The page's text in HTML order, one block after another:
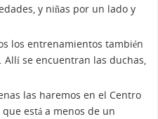
y niñas por un lado y
los entrenamientos también
se encuentran las duchas,
las haremos en el Centro
está a menos de un